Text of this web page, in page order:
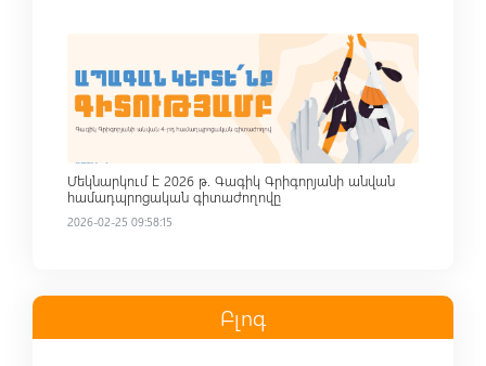
Մեկնարկում է 2026 թ. Գագիկ Գրիգորյանի անվան
համադպրոցական գիտաժողովը
2026-02-25 09:58:15
Բլոգ